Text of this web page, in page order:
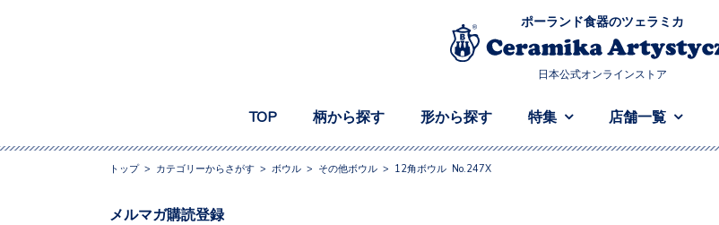
ポーランド食器のツェラミカ
日本公式オンラインストア
TOP 柄から探す 形から探す 特集 店舗一覧
トップ> カテゴリーからさがす > ボウル > その他ボウル > 12角ボウル No.247X
メルマガ購読登録